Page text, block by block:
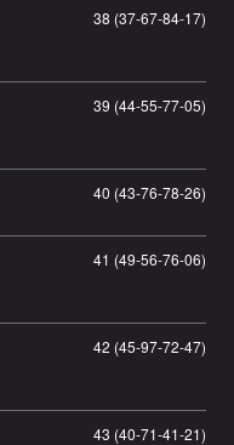
38 (37-67-84-17)
39 (44-55-77-05)
40 (43-76-78-26)
41 (49-56-76-06)
42 (45-97-72-47)
43 (40-71-41-21)